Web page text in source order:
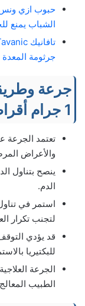
الشباب يمنع
جرثومة المعدة
جرعة
1 جرام أقراص
تعتمد الجرعة
والأعراض
ينصح بتناول
الدم.
استمر في
لتجنب تكرار
قد يؤدي
للبكتيريا
الطبيب